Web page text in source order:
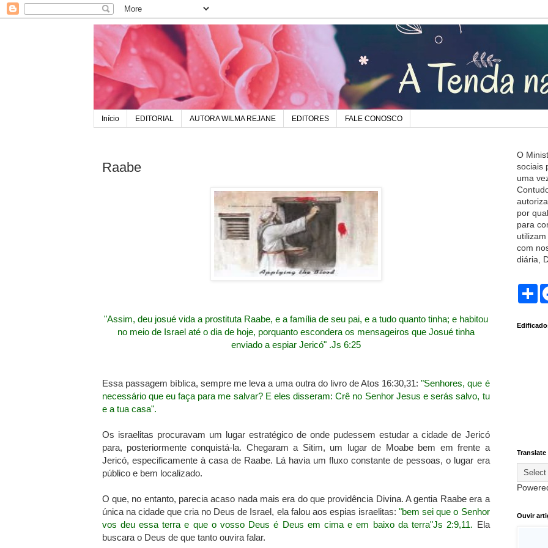
Início EDITORIAL AUTORA WILMA REJANE EDITORES FALE CONOSCO
Raabe
"Assim, deu josué vida a prostituta Raabe, e a família de seu pai, e a tudo quanto tinha; e habitou
no meio de Israel até o dia de hoje, porquanto escondera os mensageiros que Josué tinha
enviado a espiar Jericó" .Js 6:25
Essa passagem bíblica, sempre me leva a uma outra do livro de Atos 16:30,31:"Senhores, que é
necessário que eu faça para me salvar? E eles disseram: Crê no Senhor Jesus e serás salvo, tu
e a tua casa".
Os israelitas procuravam um lugar estratégico de onde pudessem estudar a cidade de Jericó
para, posteriormente conquistá-la. Chegaram a Sitim, um lugar de Moabe bem em frente a
Jericó, especificamente à casa de Raabe. Lá havia um fluxo constante de pessoas, o lugar era
público e bem localizado.
O que, no entanto, parecia acaso nada mais era do que providência Divina. A gentia Raabe era a
única na cidade que cria no Deus de Israel, ela falou aos espias israelitas:"bem sei que o Senhor
vos deu essa terra e que o vosso Deus é Deus em cima e em baixo da terra"Js 2:9,11. Ela
buscara o Deus de que tanto ouvira falar.
O
sociais
uma
por
para
com
diária,
S
e
Translate
Ouvir